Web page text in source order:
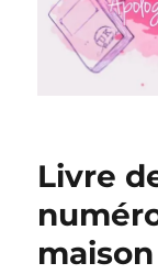
Livre